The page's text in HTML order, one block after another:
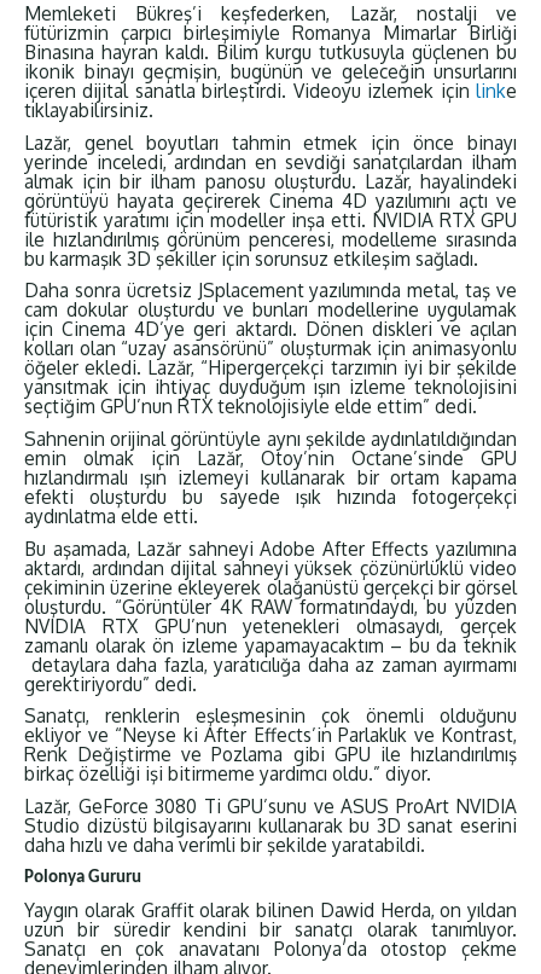
Memleketi Bükreş’i keşfederken, Lazăr, nostalji ve
fütürizmin çarpıcı birleşimiyle Romanya Mimarlar Birliği
Binasına hayran kaldı. Bilim kurgu tutkusuyla güçlenen bu
ikonik binayı geçmişin, bugünün ve geleceğin unsurlarını
içeren dijital sanatla birleştirdi. Videoyu izlemek için linke
tıklayabilirsiniz.
Lazăr, genel boyutları tahmin etmek için önce binayı
yerinde inceledi, ardından en sevdiği sanatçılardan ilham
almak için bir ilham panosu oluşturdu. Lazăr, hayalindeki
görüntüyü hayata geçirerek Cinema 4D yazılımını açtı ve
fütüristik yaratımı için modeller inşa etti. NVIDIA RTX GPU
ile hızlandırılmış görünüm penceresi, modelleme sırasında
bu karmaşık 3D şekiller için sorunsuz etkileşim sağladı.
Daha sonra ücretsiz JSplacement yazılımında metal, taş ve
cam dokular oluşturdu ve bunları modellerine uygulamak
için Cinema 4D’ye geri aktardı. Dönen diskleri ve açılan
kolları olan “uzay asansörünü” oluşturmak için animasyonlu
öğeler ekledi. Lazăr, “Hipergerçekçi tarzımın iyi bir şekilde
yansıtmak için ihtiyaç duyduğum ışın izleme teknolojisini
seçtiğim GPU’nun RTX teknolojisiyle elde ettim” dedi.
Sahnenin orijinal görüntüyle aynı şekilde aydınlatıldığından
emin olmak için Lazăr, Otoy’nin Octane’sinde GPU
hızlandırmalı ışın izlemeyi kullanarak bir ortam kapama
efekti oluşturdu bu sayede ışık hızında fotogerçekçi
aydınlatma elde etti.
Bu aşamada, Lazăr sahneyi Adobe After Effects yazılımına
aktardı, ardından dijital sahneyi yüksek çözünürlüklü video
çekiminin üzerine ekleyerek olağanüstü gerçekçi bir görsel
oluşturdu. “Görüntüler 4K RAW formatındaydı, bu yüzden
NVIDIA RTX GPU’nun yetenekleri olmasaydı, gerçek
zamanlı olarak ön izleme yapamayacaktım – bu da teknik
detaylara daha fazla, yaratıcılığa daha az zaman ayırmamı
gerektiriyordu” dedi.
Sanatçı, renklerin eşleşmesinin çok önemli olduğunu
ekliyor ve “Neyse ki After Effects’in Parlaklık ve Kontrast,
Renk Değiştirme ve Pozlama gibi GPU ile hızlandırılmış
birkaç özelliği işi bitirmeme yardımcı oldu.” diyor.
Lazăr, GeForce 3080 Ti GPU’sunu ve ASUS ProArt NVIDIA
Studio dizüstü bilgisayarını kullanarak bu 3D sanat eserini
daha hızlı ve daha verimli bir şekilde yaratabildi.
Polonya Gururu
Yaygın olarak Graffit olarak bilinen Dawid Herda, on yıldan
uzun bir süredir kendini bir sanatçı olarak tanımlıyor.
Sanatçı en çok anavatanı Polonya’da otostop çekme
deneyimlerinden ilham alıyor.